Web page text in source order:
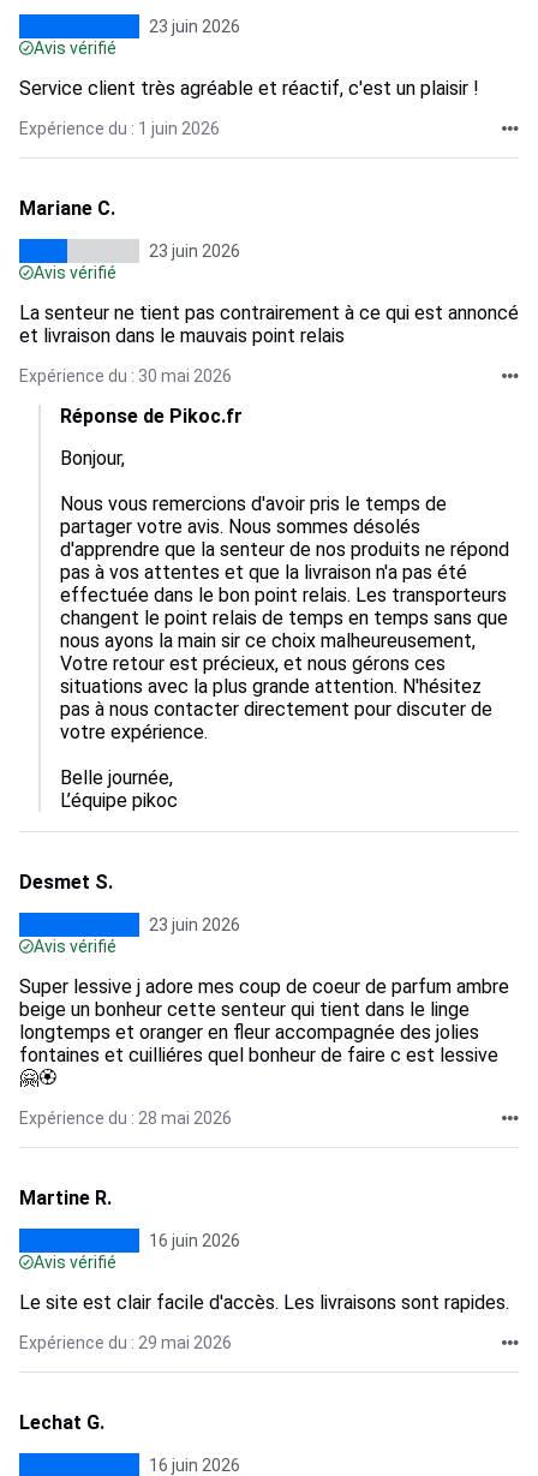
23 juin 2026
Avis vérifié
Service client très agréable et réactif, c'est un plaisir !
Expérience du : 1 juin 2026
Mariane C.
23 juin 2026
Avis vérifié
La senteur ne tient pas contrairement à ce qui est annoncé
et livraison dans le mauvais point relais
Expérience du : 30 mai 2026
Réponse de Pikoc.fr
Bonjour,
Nous vous remercions d'avoir pris le temps de
partager votre avis. Nous sommes désolés
d'apprendre que la senteur de nos produits ne répond
pas à vos attentes et que la livraison n'a pas été
effectuée dans le bon point relais. Les transporteurs
changent le point relais de temps en temps sans que
nous ayons la main sir ce choix malheureusement,
Votre retour est précieux, et nous gérons ces
situations avec la plus grande attention. N'hésitez
pas à nous contacter directement pour discuter de
votre expérience.
Belle journée,
L’équipe pikoc
Desmet S.
23 juin 2026
Avis vérifié
Super lessive j adore mes coup de coeur de parfum ambre
beige un bonheur cette senteur qui tient dans le linge
longtemps et oranger en fleur accompagnée des jolies
fontaines et cuilliéres quel bonheur de faire c est lessive
🤗🏵
Expérience du : 28 mai 2026
Martine R.
16 juin 2026
Avis vérifié
Le site est clair facile d'accès. Les livraisons sont rapides.
Expérience du : 29 mai 2026
Lechat G.
16 juin 2026